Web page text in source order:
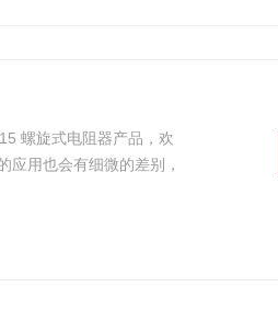
螺旋式电阻器产品，欢
应用也会有细微的差别，